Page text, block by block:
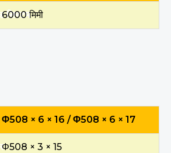
सिस्टम
6000 मिमी
Φ508 × 6 × 16 / Φ508 × 6 × 17
Φ508 × 3 × 15